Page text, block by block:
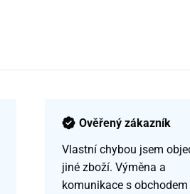
Ověřený zákazník
Vlastní chybou jsem
jiné zboží. Výměna a
komunikace s obchodem